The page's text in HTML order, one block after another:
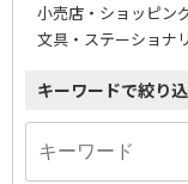
小売店・ショッピン
文具・ステーショナ
キーワードで絞り